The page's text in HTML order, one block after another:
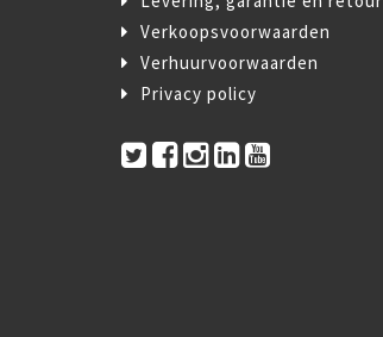
Verkoopsvoorwaarden
Verhuurvoorwaarden
Privacy policy